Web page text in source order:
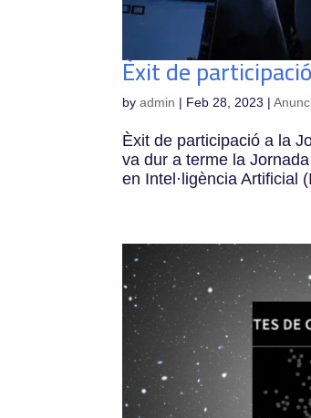
Èxit de
byadmin | Feb 28, 2023 |
Èxit de participació a la
va dur a terme la
en Intel·ligència Artificial